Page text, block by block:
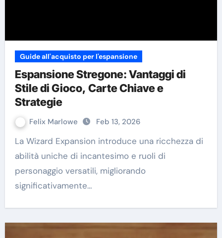
Guide all'acquisto per l'espansione
Espansione Stregone: Vantaggi di
Stile di Gioco, Carte Chiave e
Strategie
Felix Marlowe Feb 13, 2026
La Wizard Expansion introduce una ricchezza di
abilità uniche di incantesimo e ruoli di
personaggio versatili, migliorando
significativamente…